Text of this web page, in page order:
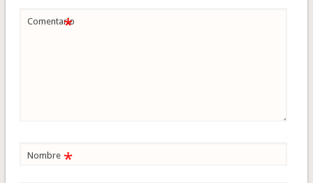
Comentario
*
Nombre *